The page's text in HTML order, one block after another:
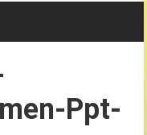
Ppt-